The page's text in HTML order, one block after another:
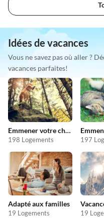
Idées de vacances
Vous ne savez pas où aller ?
vacances parfaites!
Emmener votre chien en vacances
198 Logements 197
Adapté aux familles
19 Logements 19